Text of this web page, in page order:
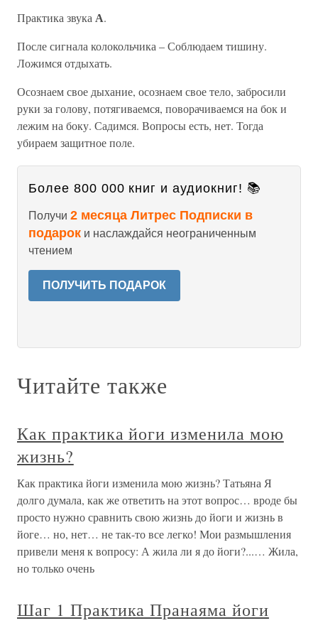
Практика звука А.
После сигнала колокольчика – Соблюдаем тишину.
Ложимся отдыхать.
Осознаем свое дыхание, осознаем свое тело, забросили
руки за голову, потягиваемся, поворачиваемся на бок и
лежим на боку. Садимся. Вопросы есть, нет. Тогда
убираем защитное поле.
Более 800 000 книг и аудиокниг! 📚
Получи 2 месяца Литрес Подписки в
подарок и наслаждайся неограниченным
чтением
ПОЛУЧИТЬ ПОДАРОК
Читайте также
Как практика йоги изменила мою
жизнь?
Как практика йоги изменила мою жизнь? Татьяна Я
долго думала, как же ответить на этот вопрос… вроде бы
просто нужно сравнить свою жизнь до йоги и жизнь в
йоге… но, нет… не так-то все легко! Мои размышления
привели меня к вопросу: А жила ли я до йоги?...… Жила,
но только очень
Шаг 1 Практика Пранаяма йоги